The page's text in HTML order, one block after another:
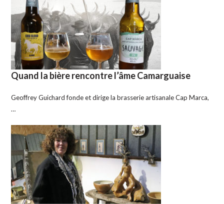
Quand la bière rencontre l’âme Camarguaise
Geoffrey Guichard fonde et dirige la brasserie artisanale Cap Marca,
…